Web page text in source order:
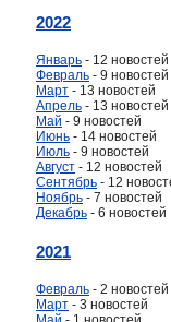
2022
Январь - 12 новостей
Февраль - 9 новостей
Март - 13 новостей
Апрель - 13 новостей
Май - 9 новостей
Июнь - 14 новостей
Июль - 9 новостей
Август - 12 новостей
Сентябрь - 12
Ноябрь - 7 новостей
Декабрь - 6 новостей
2021
Февраль - 2 новостей
Март - 3 новостей